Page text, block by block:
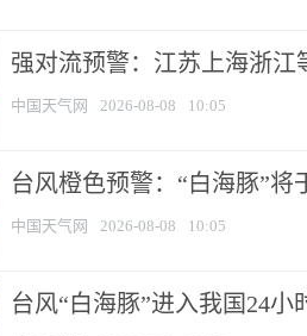
强对流预警：江苏上海浙江
中国天气网 2026-08-08 10:05
台风橙色预警：“白海豚”将
中国天气网 2026-08-08 10:05
台风“白海豚”进入我国24